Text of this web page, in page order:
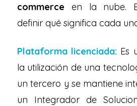
commerce en la nube.
definir qué significa cada
Plataforma licenciada: Es
la utilización de una
un tercero y se mantiene
un Integrador de